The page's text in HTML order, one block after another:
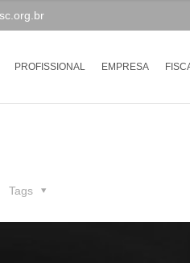
PROFISSIONAL EMPRESA
Tags